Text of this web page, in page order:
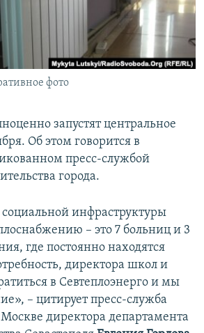
КРЫМАфото
запустят центральное
Об этом говорится в
пресс-службой
города.
инфраструктуры
– это 7 больниц и 3
где постоянно находятся
директора школ и
в Севтеплоэнерго и мы
– цитирует пресс-служба
директора департамента